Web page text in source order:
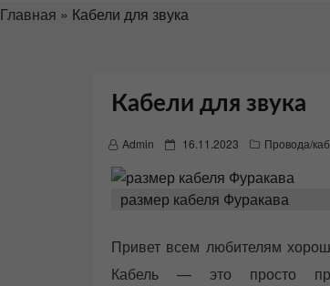
Главная » Кабели для звука
Кабели для звука
Admin
P
e
o
n
16.11.2023 Провода/
размер кабеля Фуракава
Привет всем любителям
Кабель — это просто